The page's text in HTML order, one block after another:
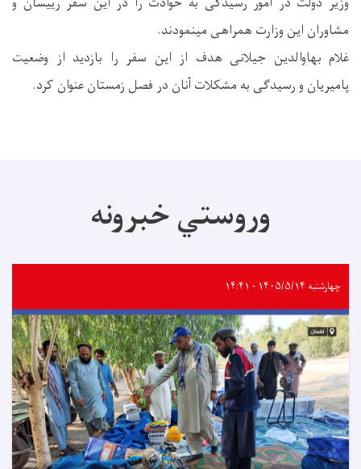
مشاوران این وزارت همراهی مینمودند.
غلام بهاوالدین جیلانی هدف از این سفر را بازدید از وضعیت
پامیریان و رسیدگی به مشکلات آنان در فصل زمستان عنوان کرد.
وروستي خبرونه
چهارشنبه ۱۴۰۵/۵/۱۴ - ۱۴:۴۱